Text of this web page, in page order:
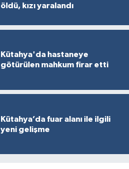
öldü, kızı yaralandı
Kütahya'da hastaneye
götürülen mahkum firar etti
Kütahya’da fuar alanı ile ilgili
yeni gelişme